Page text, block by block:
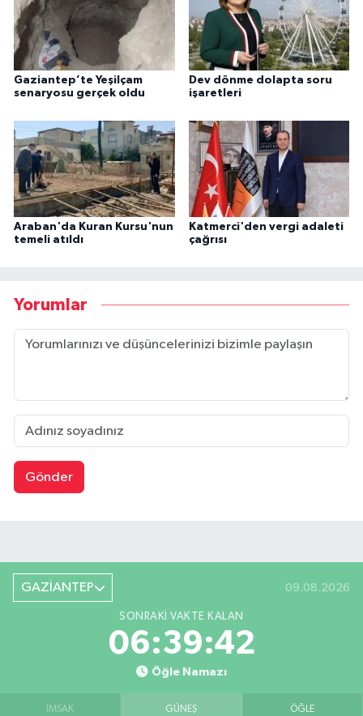
Gaziantep’te Yeşilçam
senaryosu gerçek oldu
Dev dönme dolapta soru
işaretleri
Araban'da Kuran Kursu'nun
temeli atıldı
Katmerci'den vergi adaleti
çağrısı
Yorumlar
Gönder
GAZİANTEP 09.08.2026
SONRAKI VAKTE KALAN
06:39:42
Öğle Namazı
İMSAK GÜNEŞ ÖĞLE